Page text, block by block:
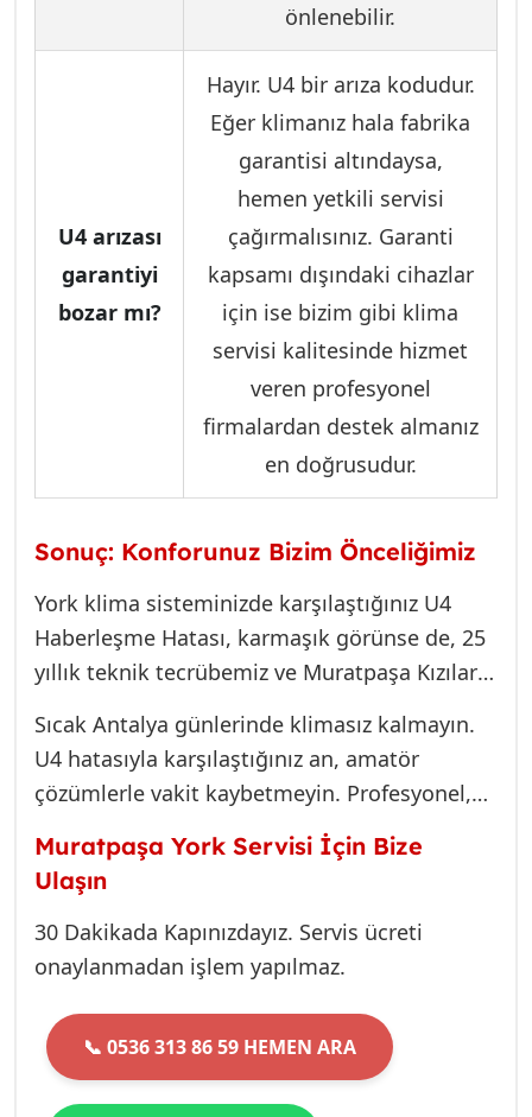
önlenebilir.
U4 arızası
garantiyi
bozar mı?
Hayır. U4 bir arıza kodudur.
Eğer klimanız hala fabrika
garantisi altındaysa,
hemen yetkili servisi
çağırmalısınız. Garanti
kapsamı dışındaki cihazlar
için ise bizim gibi klima
servisi kalitesinde hizmet
veren profesyonel
firmalardan destek almanız
en doğrusudur.
Sonuç: Konforunuz Bizim Önceliğimiz
York klima sisteminizde karşılaştığınız U4
Haberleşme Hatası, karmaşık görünse de, 25
yıllık teknik tecrübemiz ve Muratpaşa Kızılarık
çözülebilir. Unutmayın, doğru teşhis, doğru
ekipman ve orijinal yedek parça kullanımı,
klimanızın ömrünü uzatır ve size kesintisiz
konfor sunar.
Sıcak Antalya günlerinde klimasız kalmayın.
U4 hatasıyla karşılaştığınız an, amatör
çözümlerle vakit kaybetmeyin. Profesyonel,
garantili ve güvenilir çözüm için tek yapmanız
gereken bize ulaşmak.
Muratpaşa York Servisi İçin Bize
Ulaşın
30 Dakikada Kapınızdayız. Servis ücreti
onaylanmadan işlem yapılmaz.
📞 0536 313 86 59 HEMEN ARA